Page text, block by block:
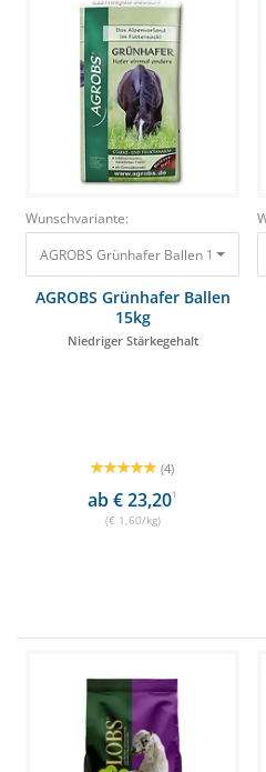
Wunschvariante:
AGROBS Grünhafer Ballen 15kg
AGROBS Grünhafer Ballen
15kg
Niedriger Stärkegehalt
(4)
ab € 23,201
(€ 1,60/kg)